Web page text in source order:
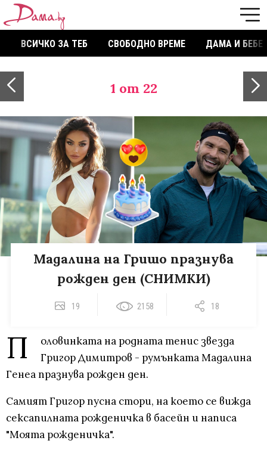
ВСИЧКО ЗА ТЕБ СВОБОДНО ВРЕМЕ ДАМА И БЕБЕ
1 от 22
Мадалина на Гришо празнува
рожден ден (СНИМКИ)
19 2158 18
П
оловинката на родната тенис звезда
Григор Димитров - румънката Мадалина
Генеа празнува рожден ден.
Самият Григор пусна стори, на което се вижда
сексапилната рожденичка в басейн и написа
"Моята рожденичка".